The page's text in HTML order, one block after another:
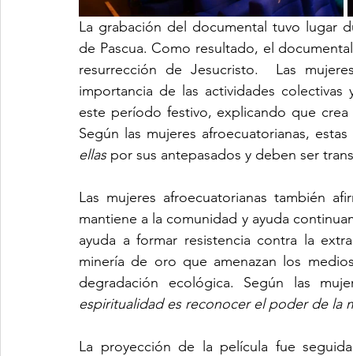
La grabación del documental tuvo lugar
de Pascua. Como resultado, el
resurrección de Jesucristo.  Las
importancia de las actividades
este período festivo, explicando que
Según las mujeres afroecuatorianas,
ellas por sus antepasados y deben ser
Las mujeres afroecuatorianas también
mantiene a la comunidad y ayuda
ayuda a formar resistencia contra la
minería de oro que amenazan los
degradación ecológica. Según las
espiritualidad es reconocer el poder de la
La proyección de la película fue